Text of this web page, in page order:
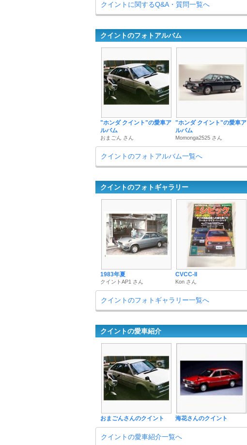
クイントに関するQ&A・質問一覧へ
クイントのフォトアルバム
"ホンダ クイント"の愛車ア
ルバム
おまごん さん
"ホンダ クイント"の愛車ア
ルバム
Momonga2525 さん
クイントのフォトアルバム一覧へ
クイントのフォトギャラリー
1983年夏
クイントAP1 さん
CVCC-II
Kon さん
クイントのフォトギャラリー一覧へ
クイントの愛車紹介
おまごんさんのクイント 海花さんのクイント
クイントの愛車紹介一覧へ